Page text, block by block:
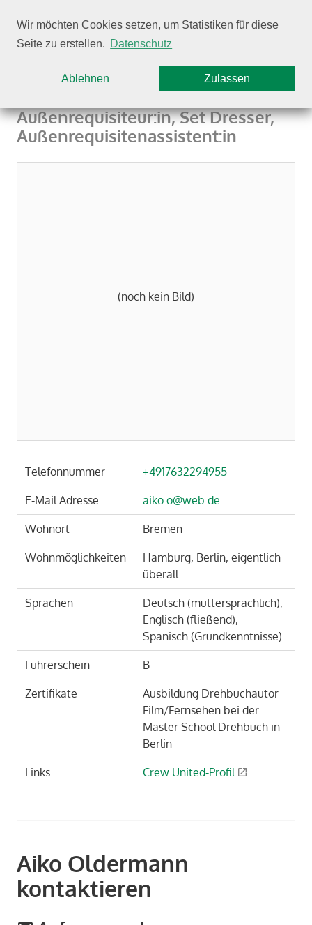
Wir möchten Cookies setzen, um Statistiken für diese
Seite zu erstellen. Datenschutz
Ablehnen Zulassen
Aiko Older­mann
Außen­re­qui­si­teur:in, Set Dresser,
Außen­re­qui­si­ten­as­sis­tent:in
(noch kein Bild)
Telefonnummer +4917632294955
E-Mail Adresse aiko.o@web.de
Wohnort Bremen
Wohnmöglichkeiten
Hamburg, Berlin, eigentlich
überall
Sprachen
Deutsch (muttersprachlich),
Englisch (fließend),
Spanisch (Grundkenntnisse)
Führerschein B
Zertifikate
Ausbildung Drehbuchautor
Film/Fernsehen bei der
Master School Drehbuch in
Berlin
Links Crew United-Profil
Aiko Oldermann
kontaktieren